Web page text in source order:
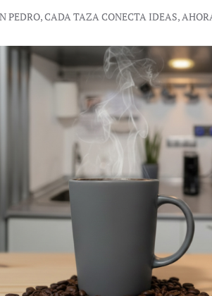
PEDRO, CADA TAZA CONECTA IDEAS,